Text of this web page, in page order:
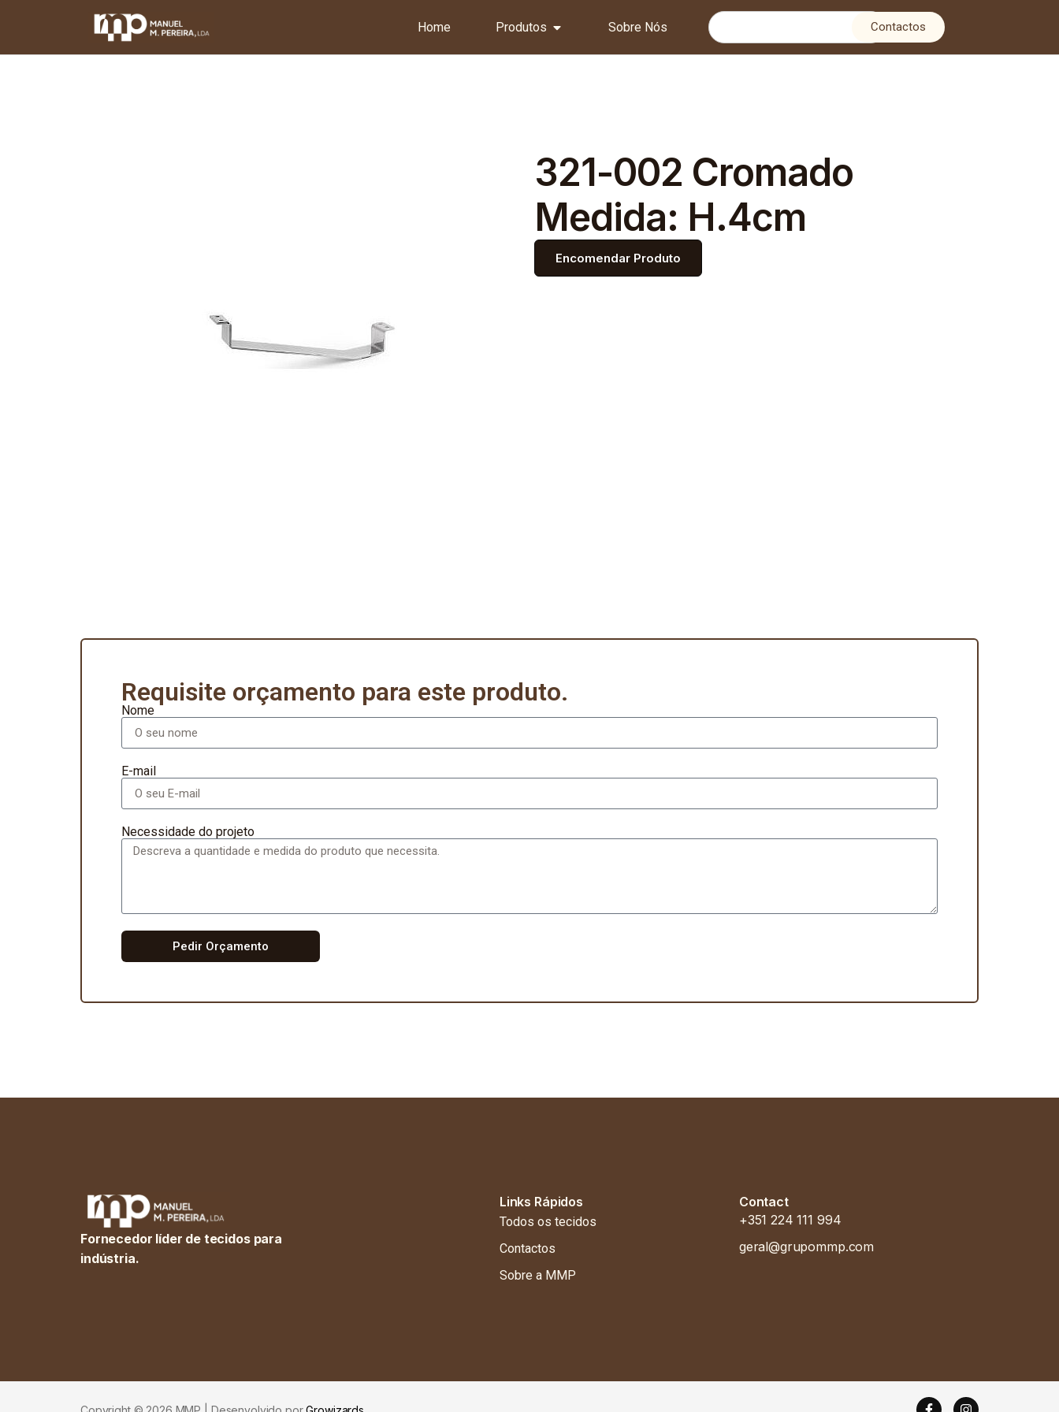
Home Produtos Sobre Nós Contactos
321-002 Cromado
Medida: H.4cm
Encomendar Produto
Requisite orçamento para este produto.
Nome
E-mail
Necessidade do projeto
Pedir Orçamento
Fornecedor líder de tecidos para
indústria.
Links Rápidos
Todos os tecidos
Contactos
Sobre a MMP
Contact
+351 224 111 994
geral@grupommp.com